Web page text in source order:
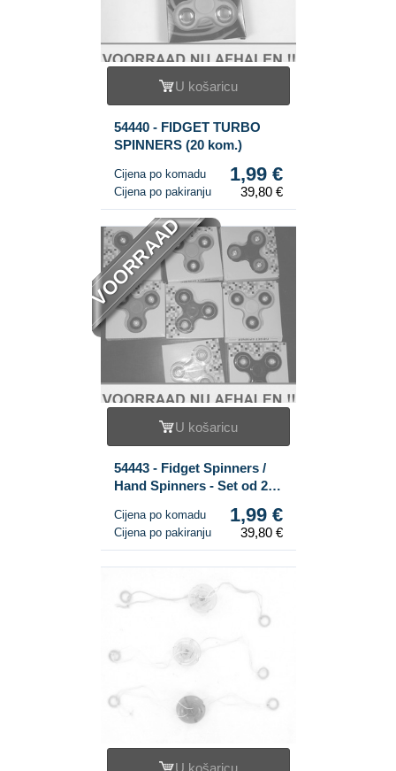
U košaricu
54440 - FIDGET TURBO
SPINNERS (20 kom.)
Cijena po komadu 1,99 €
Cijena po pakiranju 39,80 €
VOORRAAD
U košaricu
54443 - Fidget Spinners /
Hand Spinners - Set od 20
Cijena po komadu 1,99 €
Cijena po pakiranju 39,80 €
U košaricu